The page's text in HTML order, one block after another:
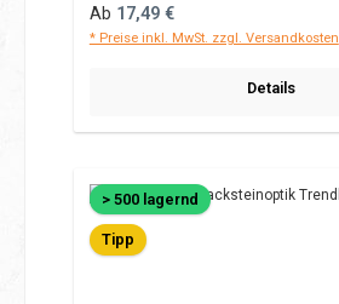
Regulärer Preis:
Ab 17,49 €
* Preise inkl. MwSt. zzgl. Versandkosten
Details
> 500 lagernd
Tipp